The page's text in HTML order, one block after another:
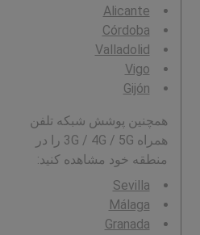
Alicante
Córdoba
Valladolid
Vigo
Gijón
همچنین پوشش شبکه تلفن
همراه 3G / 4G / 5G را در
منطقه خود مشاهده کنید:
Sevilla
Málaga
Granada